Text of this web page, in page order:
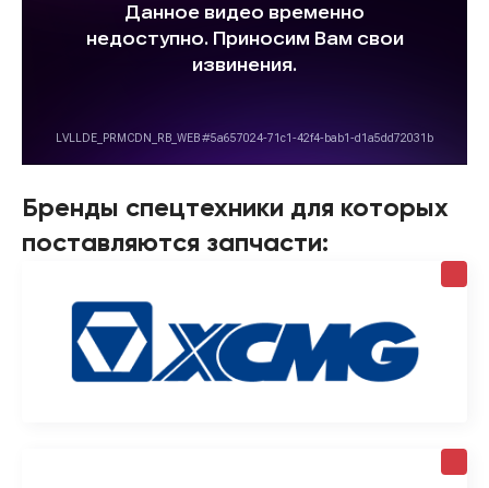
Бренды спецтехники для которых
поставляются запчасти: